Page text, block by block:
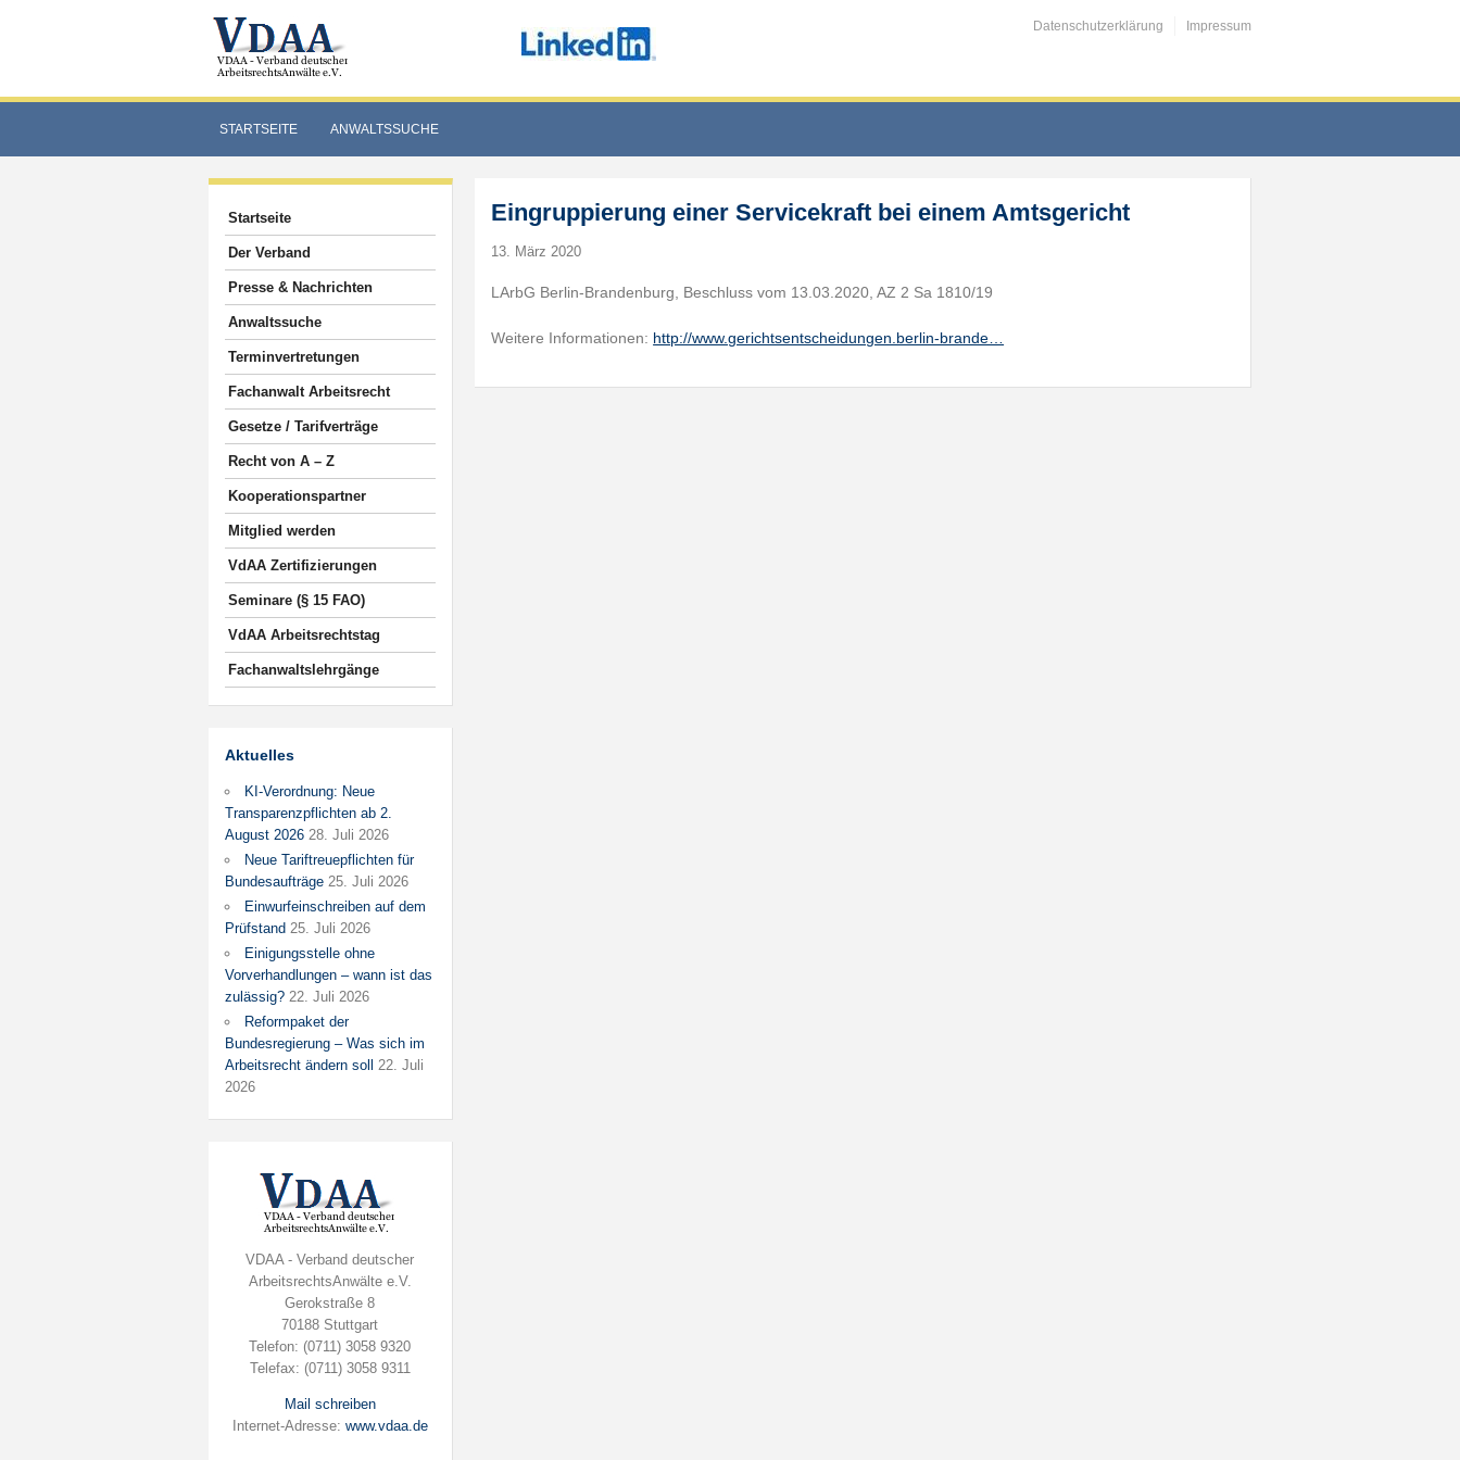
Datenschutzerklärung Impressum
STARTSEITE ANWALTSSUCHE
Startseite
Der Verband
Presse & Nachrichten
Anwaltssuche
Terminvertretungen
Fachanwalt Arbeitsrecht
Gesetze / Tarifverträge
Recht von A – Z
Kooperationspartner
Mitglied werden
VdAA Zertifizierungen
Seminare (§ 15 FAO)
VdAA Arbeitsrechtstag
Fachanwaltslehrgänge
Aktuelles
KI-Verordnung: Neue
Transparenzpflichten ab 2.
August 2026 28. Juli 2026
Neue Tariftreuepflichten für
Bundesaufträge 25. Juli 2026
Einwurfeinschreiben auf dem
Prüfstand 25. Juli 2026
Einigungsstelle ohne
Vorverhandlungen – wann ist das
zulässig? 22. Juli 2026
Reformpaket der
Bundesregierung – Was sich im
Arbeitsrecht ändern soll
22. Juli
2026
VDAA - Verband deutscher
ArbeitsrechtsAnwälte e.V.
Gerokstraße 8
70188 Stuttgart
Telefon: (0711) 3058 9320
Telefax: (0711) 3058 9311
Mail schreiben
Internet-Adresse: www.vdaa.de
Eingruppierung einer Servicekraft bei einem Amtsgericht
13. März 2020
LArbG Berlin-Brandenburg, Beschluss vom 13.03.2020, AZ 2 Sa 1810/19
Weitere Informationen: http://www.gerichtsentscheidungen.berlin-brande…